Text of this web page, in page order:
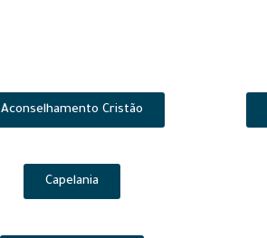
Aconselhamento Cristão
Capelania